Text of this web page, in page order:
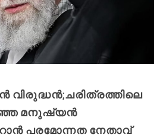
വിരുദ്ധന്‍;ചരിത്രത്തിലെ
മനുഷ്യന്‍
പരമോന്നത നേതാവ്